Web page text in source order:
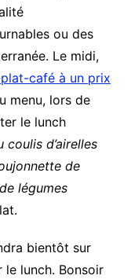
ou des
Le midi,
café à un prix
menu, lors de
le lunch
coulis d’airelles
de
légumes
bientôt sur
lunch. Bonsoir